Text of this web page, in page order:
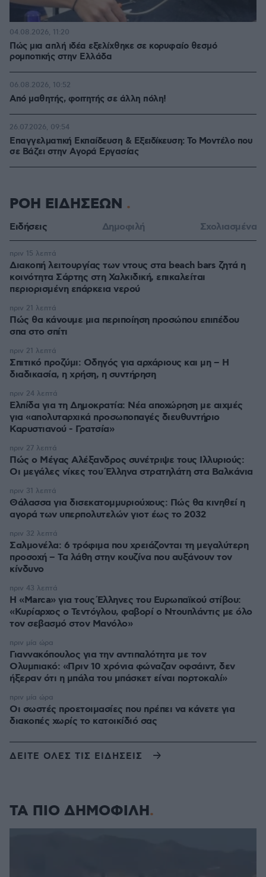
Πώς μια απλή ιδέα εξελίχθηκε σε κορυφαίο θεσμό
ρομποτικής στην Ελλάδα
04.08.2026, 11:20
Από μαθητής, φοιτητής σε άλλη πόλη!
06.08.2026, 10:52
Επαγγελματική Εκπαίδευση & Εξειδίκευση: Το Mοντέλο που
σε Bάζει στην Aγορά Eργασίας
26.07.2026, 09:54
ΡΟΗ ΕΙΔΗΣΕΩΝ
Ειδήσεις Δημοφιλή Σχολιασμένα
Διακοπή λειτουργίας των ντους στα beach bars ζητά η
κοινότητα Σάρτης στη Χαλκιδική, επικαλείται
περιορισμένη επάρκεια νερού
πριν 15 λεπτά
Πώς θα κάνουμε μια περιποίηση προσώπου επιπέδου
σπα στο σπίτι
πριν 21 λεπτά
Σπιτικό προζύμι: Οδηγός για αρχάριους και μη – Η
διαδικασία, η χρήση, η συντήρηση
πριν 21 λεπτά
Ελπίδα για τη Δημοκρατία: Νέα αποχώρηση με αιχμές
για «απολυταρχικά προσωποπαγές διευθυντήριο
Καρυστιανού - Γρατσία»
πριν 24 λεπτά
Πώς ο Μέγας Αλέξανδρος συνέτριψε τους Ιλλυριούς:
Οι μεγάλες νίκες του Έλληνα στρατηλάτη στα Βαλκάνια
πριν 27 λεπτά
Θάλασσα για δισεκατομμυριούχους: Πώς θα κινηθεί η
αγορά των υπερπολυτελών γιοτ έως το 2032
πριν 31 λεπτά
Σαλμονέλα: 6 τρόφιμα που χρειάζονται τη μεγαλύτερη
προσοχή – Τα λάθη στην κουζίνα που αυξάνουν τον
κίνδυνο
πριν 32 λεπτά
Η «Marca» για τους Έλληνες του Ευρωπαϊκού στίβου:
«Κυρίαρχος ο Τεντόγλου, φαβορί ο Ντουπλάντις με όλο
τον σεβασμό στον Μανόλο»
πριν 43 λεπτά
Γιαννακόπουλος για την αντιπαλότητα με τον
Ολυμπιακό: «Πριν 10 χρόνια φώναζαν οφσάιντ, δεν
ήξεραν ότι η μπάλα του μπάσκετ είναι πορτοκαλί»
πριν μία ώρα
Οι σωστές προετοιμασίες που πρέπει να κάνετε για
διακοπές χωρίς το κατοικίδιό σας
πριν μία ώρα
ΔΕΙΤΕ ΟΛΕΣ ΤΙΣ ΕΙΔΗΣΕΙΣ
ΤΑ ΠΙΟ ΔΗΜΟΦΙΛΗ